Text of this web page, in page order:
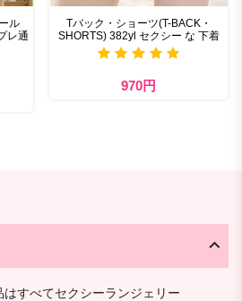
ル
レ通
Tバック・ショーツ(T-BACK・
SHORTS) 382yl セクシー な 下着
970円
すべてセクシーランジェリー